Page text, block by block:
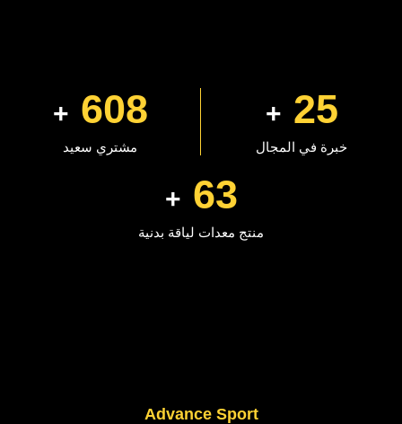
28
+
خبرة في المجال
688
+
مشتري سعيد
72
+
منتج معدات لياقة بدنية
Advance Sport